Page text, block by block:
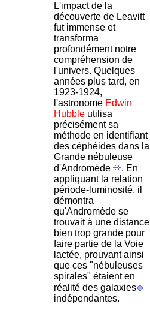
L'impact de la
découverte de Leavitt
fut immense et
transforma
profondément notre
compréhension de
l'univers. Quelques
années plus tard, en
1923-1924,
l'astronome Edwin
Hubble utilisa
précisément sa
méthode en identifiant
des céphéides dans la
Grande nébuleuse
d'Andromède
. En
appliquant la relation
période-luminosité, il
démontra
qu'Andromède se
trouvait à une distance
bien trop grande pour
faire partie de la Voie
lactée, prouvant ainsi
que ces "nébuleuses
spirales" étaient en
réalité des galaxies
indépendantes.